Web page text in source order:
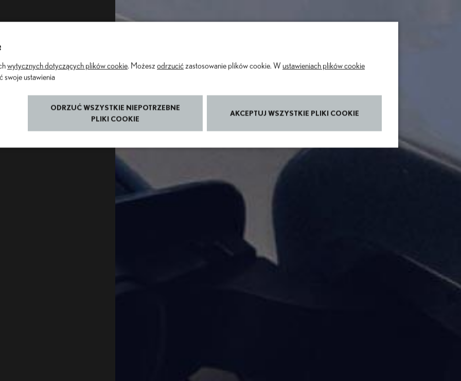
wytycznych dotyczących plików cookie. Możesz odrzucićzastosowanie plików cookie. W ustawieniach plików cookie
swoje ustawienia
ODRZUĆ WSZYSTKIE NIEPOTRZEBNE
PLIKI COOKIE
AKCEPTUJ WSZYSTKIE PLIKI COOKIE